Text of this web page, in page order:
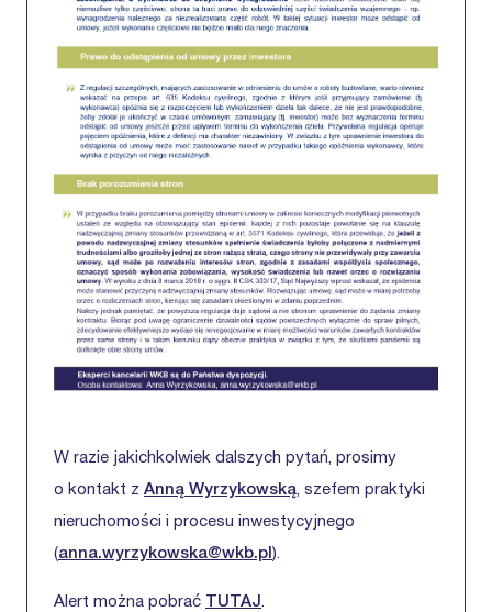
W razie jakichkolwiek dalszych pytań, prosimy
o kontakt z Anną Wyrzykowską, szefem praktyki
nieruchomości i procesu inwestycyjnego
(anna.wyrzykowska@wkb.pl ).
Alert można pobrać TUTAJ.